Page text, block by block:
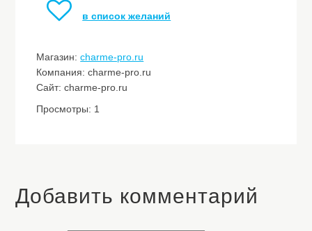
в список желаний
Магазин:charme-pro.ru
Компания: charme-pro.ru
Сайт: charme-pro.ru
Просмотры: 1
Добавить комментарий